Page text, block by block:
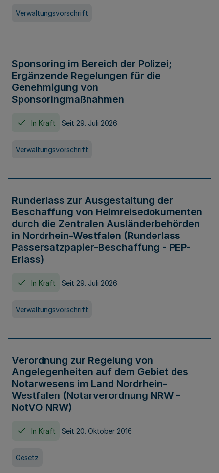
Verwaltungsvorschrift
Sponsoring im Bereich der Polizei;
Ergänzende Regelungen für die
Genehmigung von
Sponsoringmaßnahmen
In Kraft Seit 29. Juli 2026
Verwaltungsvorschrift
Runderlass zur Ausgestaltung der
Beschaffung von Heimreisedokumenten
durch die Zentralen Ausländerbehörden
in Nordrhein-Westfalen (Runderlass
Passersatzpapier-Beschaffung - PEP-
Erlass)
In Kraft Seit 29. Juli 2026
Verwaltungsvorschrift
Verordnung zur Regelung von
Angelegenheiten auf dem Gebiet des
Notarwesens im Land Nordrhein-
Westfalen (Notarverordnung NRW -
NotVO NRW)
In Kraft Seit 20. Oktober 2016
Gesetz